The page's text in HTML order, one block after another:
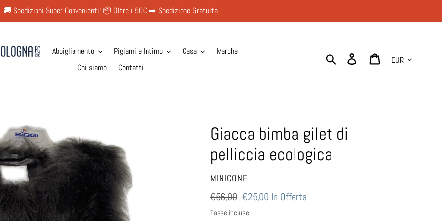
🚚 Spedizioni Super Convenienti! 📦 Oltre i 50€ ➡️ Spedizione Gratuita
Abbigliamento Pigiami e Intimo Casa
Marche
Chi siamo
Contatti
Cerca Accedi Carrello
Giacca bimba gilet di
pelliccia ecologica
VENDITORE
MINICONF
Prezzo
di
€56,00 Prezzo
scontato
€25,00 In Offerta
Tasse incluse